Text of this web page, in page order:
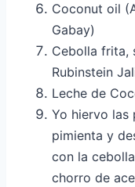
Coconut oil
Gabay)
Cebolla frita,
Rubinstein
Leche de
Yo hiervo las
pimienta y
con la
chorro de